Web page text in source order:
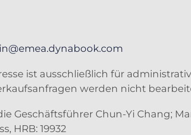
ist ausschließlich für
werden nicht
Geschäftsführer Chun-Yi Chang;
HRB: 19932